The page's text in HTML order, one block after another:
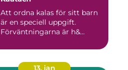
Att ordna kalas för sitt barn
är en speciell uppgift.
Förväntningarna är h&...
13. jan